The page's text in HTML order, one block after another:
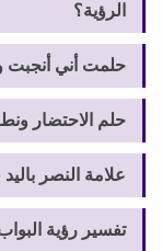
الرؤية؟
حلمت أني أنجبت
حلم الاحتضار
علامة النصر
تفسير رؤية